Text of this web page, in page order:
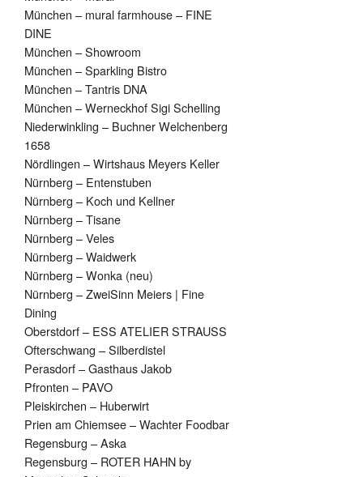
München – mural farmhouse – FINE
DINE
München – Showroom
München – Sparkling Bistro
München – Tantris DNA
München – Werneckhof Sigi Schelling
Niederwinkling – Buchner Welchenberg
1658
Nördlingen – Wirtshaus Meyers Keller
Nürnberg – Entenstuben
Nürnberg – Koch und Kellner
Nürnberg – Tisane
Nürnberg – Veles
Nürnberg – Waidwerk
Nürnberg – Wonka (neu)
Nürnberg – ZweiSinn Meiers | Fine
Dining
Oberstdorf – ESS ATELIER STRAUSS
Ofterschwang – Silberdistel
Perasdorf – Gasthaus Jakob
Pfronten – PAVO
Pleiskirchen – Huberwirt
Prien am Chiemsee – Wachter Foodbar
Regensburg – Aska
Regensburg – ROTER HAHN by